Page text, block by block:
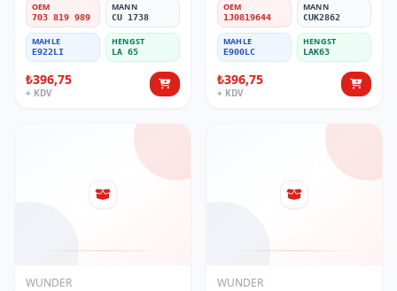
OEM
703 819 989
MANN
CU 1738
MAHLE
E922LI
HENGST
LA 65
₺396,75
+ KDV
OEM
1J0819644
MANN
CUK2862
MAHLE
E900LC
HENGST
LAK63
₺396,75
+ KDV
WUNDER WUNDER